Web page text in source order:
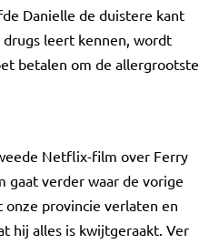
Danielle de duistere kant
leert kennen, wordt
betalen om de allergrootste
Netflix-film over Ferry
gaat verder waar de vorige
provincie verlaten en
hij alles is kwijtgeraakt. Ver